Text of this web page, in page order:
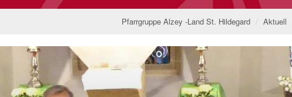
Pfarrgruppe Alzey -Land St. Hildegard Aktuell